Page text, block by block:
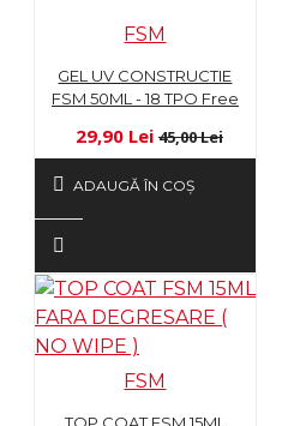
FSM
GEL UV CONSTRUCTIE
FSM 50ML - 18 TPO Free
29,90 Lei 45,00 Lei
ADAUGĂ ÎN COŞ
FSM